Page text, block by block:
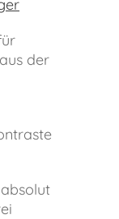
der